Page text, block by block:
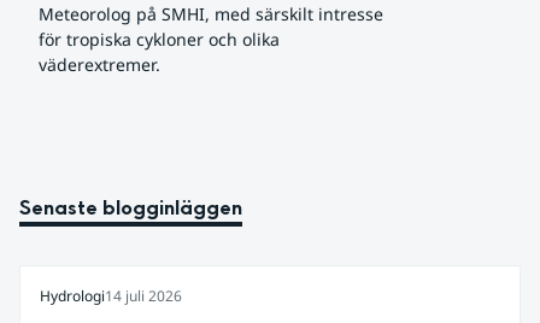
Meteorolog på SMHI, med särskilt intresse
för tropiska cykloner och olika
väderextremer.
Senaste blogginläggen
Hydrologi14 juli 2026